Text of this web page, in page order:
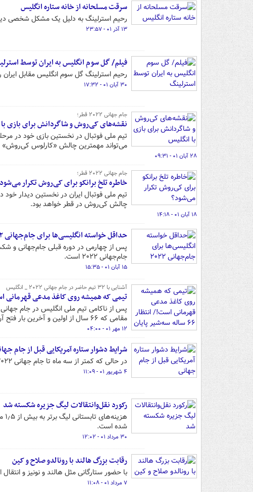
سرقت مسلحانه از خانه ستاره انگلیس
رحیم استرلینگ به دلیل یک مشکل شخصی
۱۳ آذر ۰۱ - ۲۳:۵۷
فیلم/ گل سوم انگلیس به ایران توسط
رحیم استرلینگ گل سوم انگلیس مقابل ایران
۳۰ آبان ۰۱ - ۱۷:۳۲
جام جهانی ۲۰۲۲ قطر؛
نقشه‌های کی‌روش و شاگردانش برای بازی
تیم ملی فوتبال در نخستین بازی خود در
می‌تواند مهمترین چالش «کارلوس
۲۸ آبان ۰۱ - ۰۹:۳۱
جام جهانی ۲۰۲۲ قطر؛
خاطره تلخ برانکو برای کی‌روش تکرار
تیم ملی فوتبال ایران در نخستین دیدار
چالش کی‌روش در قطر خواهد بود.
۱۸ آبان ۰۱ - ۱۴:۱۸
حداقل خواسته انگلیسی‌ها برای جام‌جهانی ۲۰۲۲
پس از چهارمی در دوره قبلی جام‌جهانی و
جام‌جهانی ۲۰۲۲ است.
۱۵ آبان ۰۱ - ۱۵:۳۵
آشنایی با ۳۲ تیم حاضر در جام جهانی ۲۰۲۲ _ انگلیس
تیمی که همیشه روی کاغذ مدعی قهرمانی است!/ انتظار ۶۶ ساله سه‌شیر
مقامی که ۶۶ سال از اولین و آخرین بار فتح آن می گذرد.
۱۲ مهر ۰۱ - ۰۴:۰۰
شرایط دشوار ستاره آمریکایی قبل از جام
در حالی که کمتر از سه ماه تا جام جهانی ۲۰۲۲ قطر باقی مانده است، کریستین پولیسیچ خود را در موقعیت دشواری می‌بیند.
۴ شهریور ۰۱ - ۱۱:۰۹
رکورد نقل‌وانتقالات لیگ جزیره شکسته شد
شده است.
۳۰ مرداد ۰۱ - ۱۲:۰۲
رقابت بزرگ هالند با رونالدو صلاح و کین
با حضور ستارگانی مثل هالند و نونیز و
۷ مرداد ۰۱ - ۱۱:۰۸